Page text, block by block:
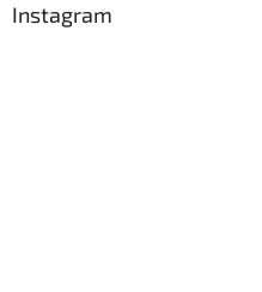
Instagram